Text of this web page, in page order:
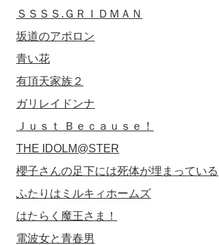
ＳＳＳＳ.ＧＲＩＤＭＡＮ
坂道のアポロン
青い花
有頂天家族２
ガリレイドンナ
Ｊｕｓｔ Ｂｅｃａｕｓｅ！
THE IDOLM@STER
櫻子さんの足下には死体が埋まっている
ふたりはミルキィホームズ
はたらく魔王さま！
電波女と青春男